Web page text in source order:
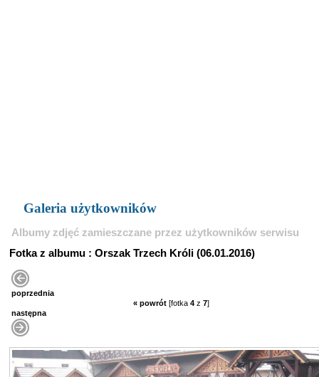
Galeria użytkowników
Albumy zdjęć zamieszczane przez użytkowników serwisu
Fotka z albumu : Orszak Trzech Króli (06.01.2016)
poprzednia
« powrót [fotka 4 z 7]
następna